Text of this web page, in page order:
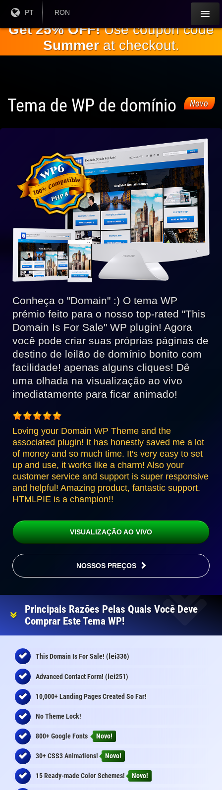
principal
Língua
PT
Moeda
RON
Get 25% OFF!Use coupon code
Summerat checkout.
Tema de WP de domínio Novo
Totalmente
compatível
com o WP
6
Conheça o "Domain" :) O tema WP
prémio feito para o nosso top-rated "This
Domain Is For Sale" WP plugin! Agora
você pode criar suas próprias páginas de
destino de leilão de domínio bonito com
facilidade! apenas alguns cliques! Dê
uma olhada na visualização ao vivo
imediatamente para ficar animado!
Loving your Domain WP Theme and the
associated plugin! It has honestly saved me a lot
of money and so much time. It's very easy to set
up and use, it works like a charm! Also your
customer service and support is super responsive
and helpful! Amazing product, fantastic support.
HTMLPIE is a champion!!
VISUALIZAÇÃO AO VIVO
NOSSOS PREÇOS
Principais Razões Pelas Quais Você Deve
Comprar Este Tema WP!
This Domain Is For Sale! (lei336)
Advanced Contact Form! (lei251)
10,000+ Landing Pages Created So Far!
No Theme Lock!
800+ Google Fonts Novo!
30+ CSS3 Animations! Novo!
15 Ready-made Color Schemes! Novo!